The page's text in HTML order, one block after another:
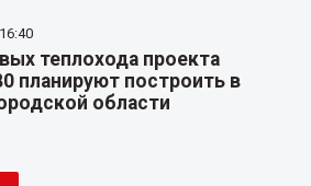
теплохода проекта
планируют построить в
области